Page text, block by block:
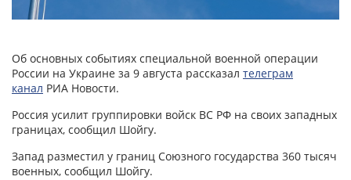
Об основных событиях специальной военной операции
России на Украине за 9 августа рассказал телеграм
канал РИА Новости.
Россия усилит группировки войск ВС РФ на своих западных
границах, сообщил Шойгу.
Запад разместил у границ Союзного государства 360 тысяч
военных, сообщил Шойгу.